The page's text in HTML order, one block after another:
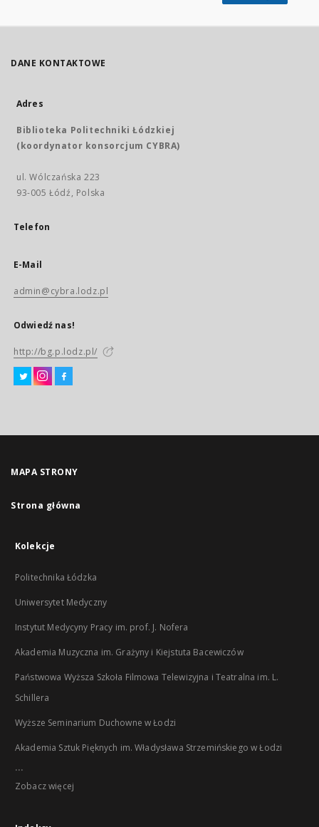
DANE KONTAKTOWE
Adres
Biblioteka Politechniki Łódzkiej
(koordynator konsorcjum CYBRA)
ul. Wólczańska 223
93-005 Łódź, Polska
Telefon
E-Mail
admin@cybra.lodz.pl
Odwiedź nas!
http://bg.p.lodz.pl/
MAPA STRONY
Strona główna
Kolekcje
Politechnika Łódzka
Uniwersytet Medyczny
Instytut Medycyny Pracy im. prof. J. Nofera
Akademia Muzyczna im. Grażyny i Kiejstuta Bacewiczów
Państwowa Wyższa Szkoła Filmowa Telewizyjna i Teatralna im. L.
Schillera
Wyższe Seminarium Duchowne w Łodzi
Akademia Sztuk Pięknych im. Władysława Strzemińskiego w Łodzi
...
Zobacz więcej